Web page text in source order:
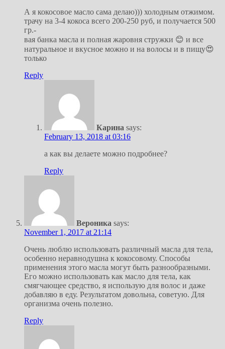
А я кокосовое масло сама делаю))) холодным отжимом.
трачу на 3-4 кокоса всего 200-250 руб, и получается 500
гр.-
вая банка масла и полная жаровня стружки 😊 и все
натуральное и вкусное можно и на волосы и в пищу😍
только
Reply
Карина says:
February 13, 2018 at 03:16
а как вы делаете можно подробнее?
Reply
Вероника says:
November 1, 2017 at 21:14
Очень люблю использовать различный масла для тела,
особенно неравнодушна к кокосовому. Способы
применения этого масла могут быть разнообразными.
Его можно использовать как масло для тела, как
смягчающее средство, я использую для волос и даже
добавляю в еду. Результатом довольна, советую. Для
организма очень полезно.
Reply